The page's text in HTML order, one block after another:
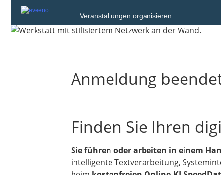
Veranstaltungen organisieren
Anmeldung
Finden Sie Ihren
Sie führen oder arbeiten in einem
intelligente Textverarbeitung,